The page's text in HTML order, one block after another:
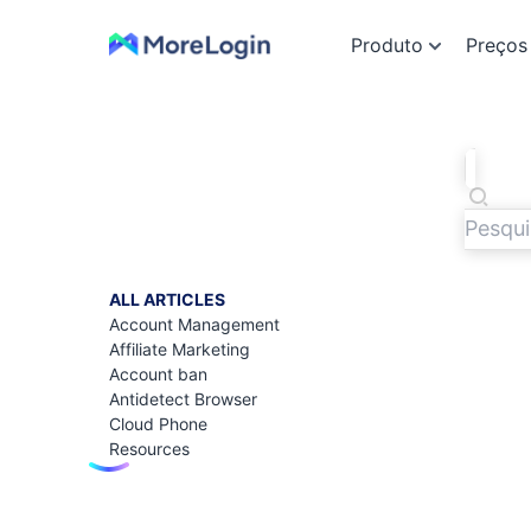
Produto Preços
ALL ARTICLES
Account Management
Affiliate Marketing
Account ban
Antidetect Browser
Cloud Phone
Resources